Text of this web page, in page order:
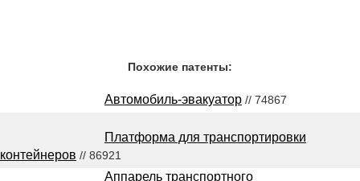
Похожие патенты:
Автомобиль-эвакуатор // 74867
Платформа для транспортировки
контейнеров // 86921
Аппарель транспортного